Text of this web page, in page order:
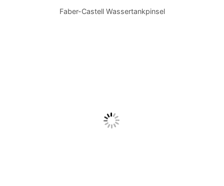
Faber-Castell Wassertankpinsel